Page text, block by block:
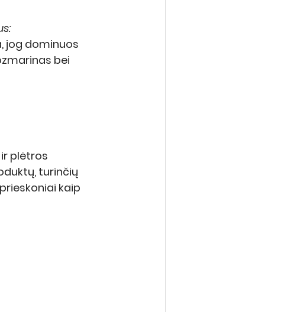
jog dominuos
bei
plėtros
turinčių
kaip